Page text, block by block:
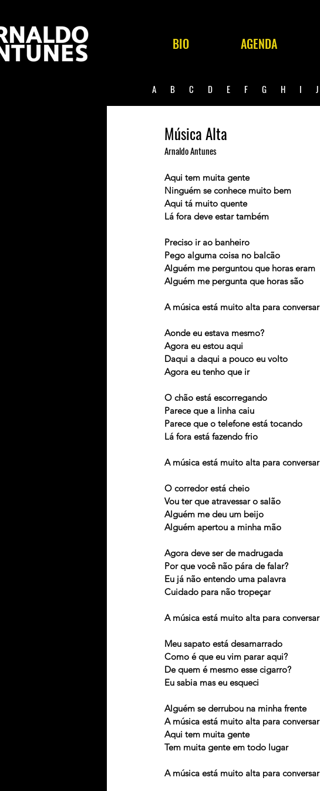
BIO AGENDA
A B C D E F G H I J
Música Alta
Arnaldo Antunes
Aqui tem muita gente
Ninguém se conhece muito bem
Aqui tá muito quente
Lá fora deve estar também
Preciso ir ao banheiro
Pego alguma coisa no balcão
Alguém me perguntou que horas eram
Alguém me pergunta que horas são
A música está muito alta para conversar
Aonde eu estava mesmo?
Agora eu estou aqui
Daqui a daqui a pouco eu volto
Agora eu tenho que ir
O chão está escorregando
Parece que a linha caiu
Parece que o telefone está tocando
Lá fora está fazendo frio
A música está muito alta para conversar
O corredor está cheio
Vou ter que atravessar o salão
Alguém me deu um beijo
Alguém apertou a minha mão
Agora deve ser de madrugada
Por que você não pára de falar?
Eu já não entendo uma palavra
Cuidado para não tropeçar
A música está muito alta para conversar
Meu sapato está desamarrado
Como é que eu vim parar aqui?
De quem é mesmo esse cigarro?
Eu sabia mas eu esqueci
Alguém se derrubou na minha frente
A música está muito alta para conversar
Aqui tem muita gente
Tem muita gente em todo lugar
A música está muito alta para conversar